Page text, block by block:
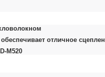
отличное
M520